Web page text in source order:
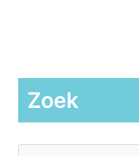
Zoek